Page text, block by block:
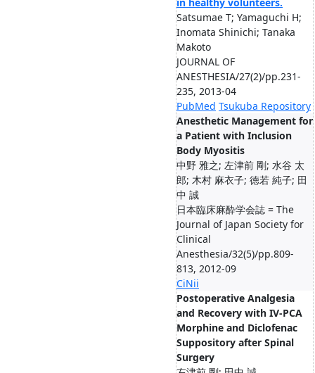
Satsumae T; Yamaguchi H;
Inomata Shinichi; Tanaka
Makoto
JOURNAL OF
ANESTHESIA/27(2)/pp.231-
235, 2013-04
PubMed Tsukuba Repository
Anesthetic Management for
a Patient with Inclusion
Body Myositis
中野 雅之; 左津前 剛; 水谷 太
郎; 木村 麻衣子; 徳若 純子; 田
中 誠
日本臨床麻酔学会誌 = The
Journal of Japan Society for
Clinical
Anesthesia/32(5)/pp.809-
813, 2012-09
CiNii
Postoperative Analgesia
and Recovery with IV-PCA
Morphine and Diclofenac
Suppository after Spinal
Surgery